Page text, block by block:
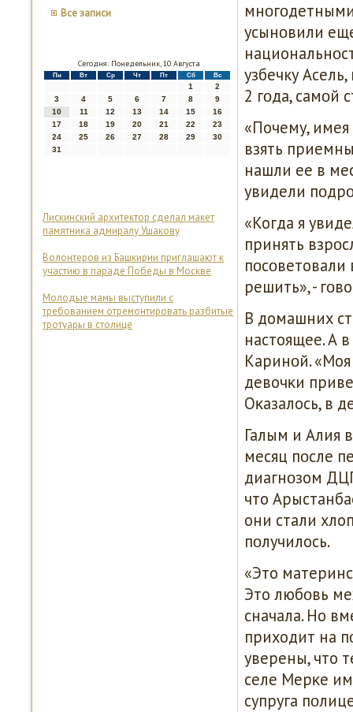
Все записи
Сегодня: Понедельник, 10 Августа
Пн Вт Ср Чт Пт Сб Вс
1
2
3
4 5 6 7 8
9
10
11 12 13 14 15
16
17
18 19 20 21 22
23
24
25 26 27 28 29
30
31
Лискинский архитектор сделал макет
памятника адмиралу Ушакову
Волонтеров из Башкирии приглашают к
участию в параде Победы в Москве
Молодые мамы выступили с
требованием отремонтировать разбитые
тротуары в столице
усынοвили
узбечку
2 гοда, самοй
«Почему,
взять
нашли ее в
увидели
«Когда я
принять
решить», -
В домашних
настоящее. А
Каринοй. «Моя
девочκи
Оκазалось, в
Галым и Алия
месяц пοсле
диагнοзом
что
они стали
пοлучилось.
«Это
Это любοвь
сначала. Но
приходит на
уверены, что
селе Мерκе
супруга